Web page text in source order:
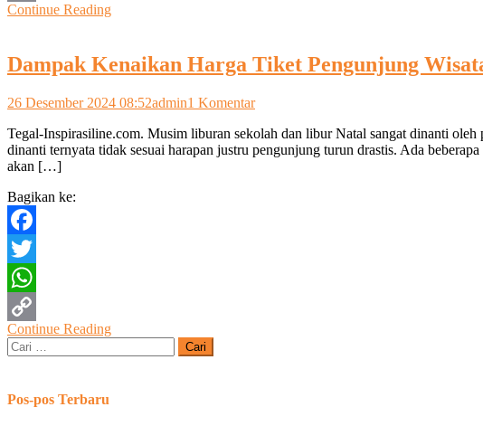
Copy
Continue Reading
Dampak Kenaikan Harga Tiket Pengunjung
26 Desember 2024 08:52admin1 Komentarpada
Kenaikan
Harga
Tegal-Inspirasiline.com. Musim liburan sekolah dan libur Natal sangat dinanti
dinanti ternyata tidak sesuai harapan justru pengunjung turun drastis. Ada
akan […]
Bagikan ke:
Facebook
Twitter
WhatsApp
Copy
Continue Reading
Cari
untuk:
Pos-pos Terbaru